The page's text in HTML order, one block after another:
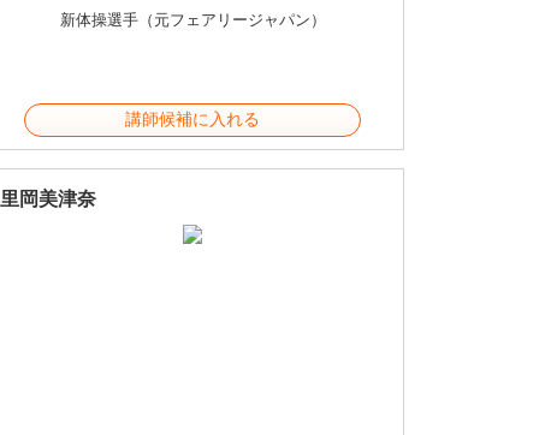
新体操選手（元フェアリージャパン）
講師候補に入れる
里岡美津奈